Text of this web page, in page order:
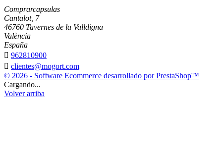
Comprarcapsulas
Cantalot, 7
46760 Tavernes de la Valldigna
València
España
 962810900
 clientes@mogort.com
© 2026 - Software Ecommerce desarrollado por PrestaShop™
Cargando...
Volver arriba